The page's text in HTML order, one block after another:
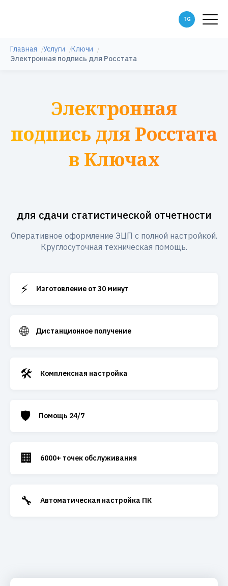
Главная Услуги
Ключи
Электронная подпись для Росстата
Электронная
подпись для Росстата
в Ключах
для сдачи статистической отчетности
Оперативное оформление ЭЦП с полной настройкой.
Круглосуточная техническая помощь.
⚡ Изготовление от 30 минут
🌐 Дистанционное получение
🛠️ Комплексная настройка
🛡️ Помощь 24/7
🏢 6000+ точек обслуживания
🔧 Автоматическая настройка ПК